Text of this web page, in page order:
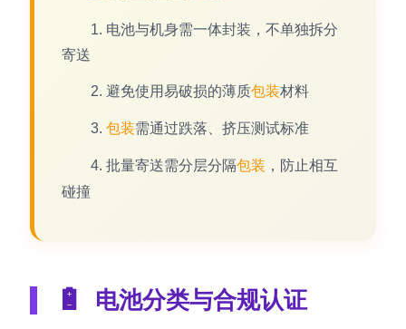
1. 电池与机身需一体封装，不单独拆分
寄送
2. 避免使用易破损的薄质包装材料
3.包装需通过跌落、挤压测试标准
4. 批量寄送需分层分隔包装 ，防止相互
碰撞
🔋 电池分类与合规认证